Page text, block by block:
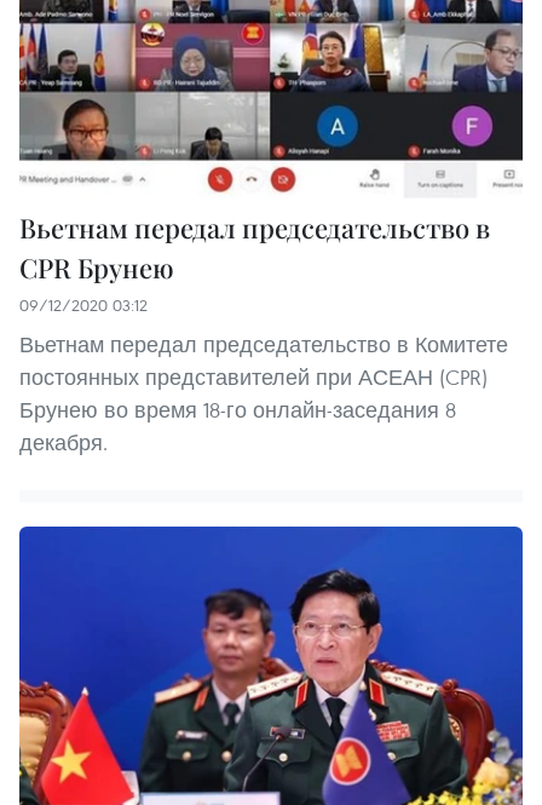
Вьетнам передал председательство в
CPR Брунею
09/12/2020 03:12
Вьетнам передал председательство в Комитете
постоянных представителей при АСЕАН (CPR)
Брунею во время 18-го онлайн-заседания 8
декабря.